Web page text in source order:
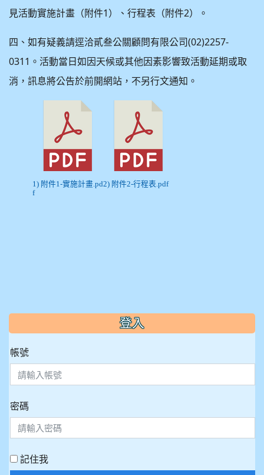
見活動實施計畫（附件1 ）、行程表（附件2）。
四、如有疑義請逕洽貳叁公關顧問有限公司(02)2257-
0311 。活動當日如因天候或其他因素影響致活動延期或取
消，訊息將公告於前開網站，不另行文通知。
1) 附件1-實施計畫.pd
f
2) 附件2-行程表.pdf
::: 登入
帳號
密碼
記住我